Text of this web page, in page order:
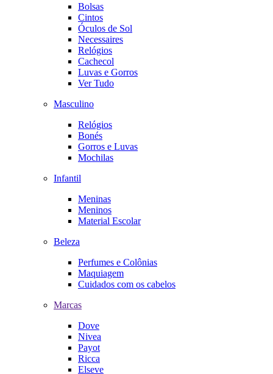
Bolsas
Cintos
Óculos de Sol
Necessaires
Relógios
Cachecol
Luvas e Gorros
Ver Tudo
Masculino
Relógios
Bonés
Gorros e Luvas
Mochilas
Infantil
Meninas
Meninos
Material Escolar
Beleza
Perfumes e Colônias
Maquiagem
Cuidados com os cabelos
Marcas
Dove
Nivea
Payot
Ricca
Elseve